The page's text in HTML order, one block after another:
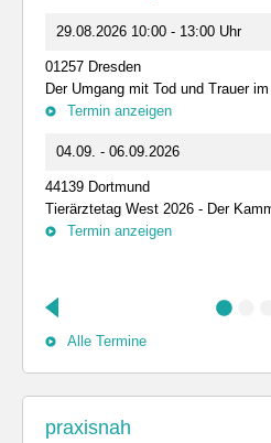
29.08.2026 10:00 - 13:00 Uhr
01257 Dresden
Der Umgang mit Tod und Trauer
Termin anzeigen
04.09. - 06.09.2026
44139 Dortmund
Tierärztetag West 2026 - Der
Termin anzeigen
Alle Termine
praxisnah